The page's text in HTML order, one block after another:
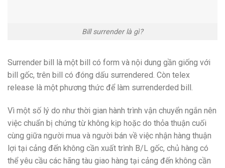
Bill surrender là gì?
Surrender bill là một bill có form và nội dung gần giống với
bill gốc, trên bill có đóng dấu surrendered. Còn telex
release là một phương thức để làm surrenderded bill.
Vì một số lý do như thời gian hành trình vận chuyển ngắn nên
việc chuẩn bị chứng từ không kịp hoặc do thỏa thuận cuối
cùng giữa người mua và người bán về việc nhận hàng thuận
lợi tại cảng đến không cần xuất trình B/L gốc, chủ hàng có
thể yêu cầu các hãng tàu giao hàng tại cảng đến không cần